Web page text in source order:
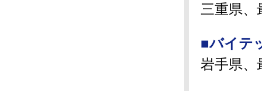
三重県、
■バイテ
岩手県、